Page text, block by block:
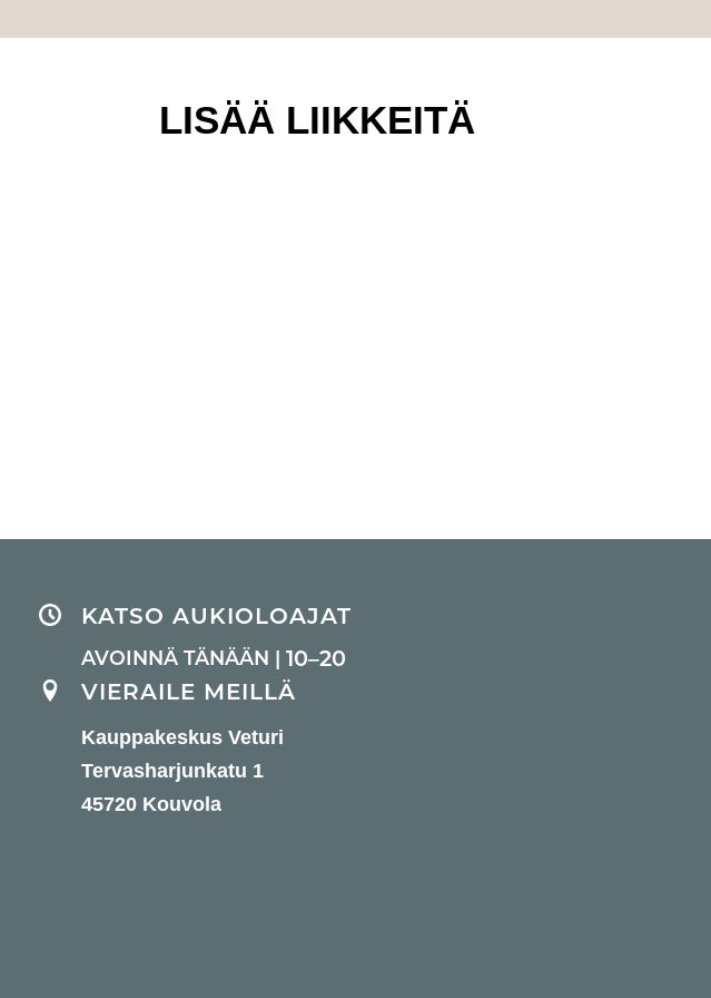
LISÄÄ LIIKKEITÄ
KATSO AUKIOLOAJAT
AVOINNÄ TÄNÄÄN | 10–20
VIERAILE MEILLÄ
Kauppakeskus Veturi
Tervasharjunkatu 1
45720 Kouvola